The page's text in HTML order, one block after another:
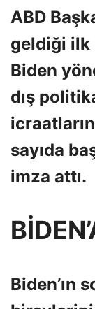
ABD
geldiği ilk
Biden
dış
sayıda
imza attı.
Biden’ın